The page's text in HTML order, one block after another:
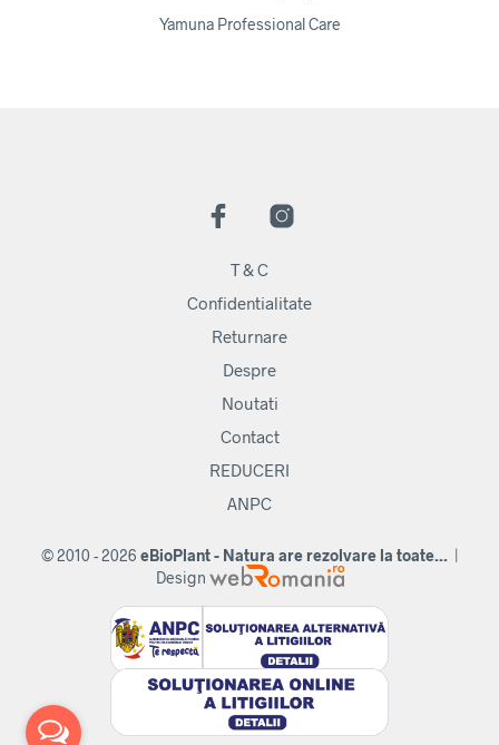
Yamuna Professional Care
T & C
Confidentialitate
Returnare
Despre
Noutati
Contact
REDUCERI
ANPC
© 2010 - 2026 eBioPlant - Natura are rezolvare la toate... |
Design